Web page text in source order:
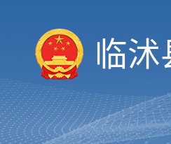
临沭
规划计划
统计信息
财政信息
政府采购
行政权力